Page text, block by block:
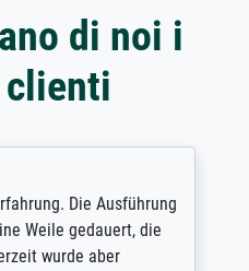
di noi i
Die Ausführung
Weile gedauert, die
wurde aber